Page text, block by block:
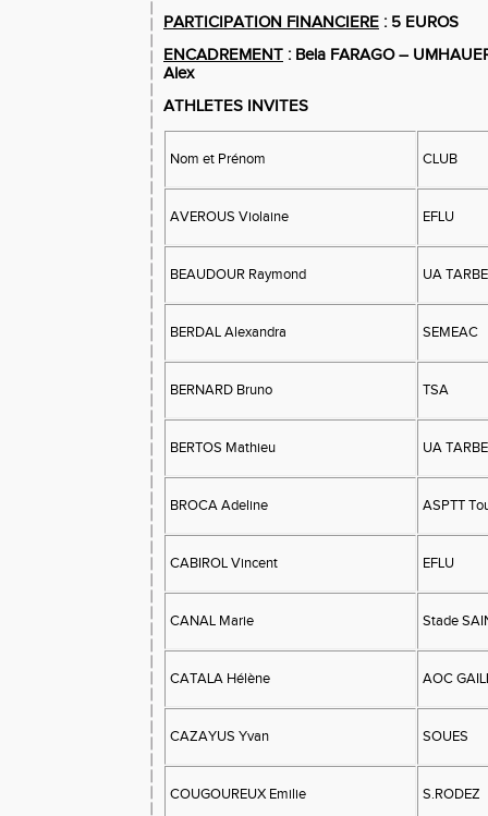
PARTICIPATION FINANCIERE : 5 EUROS
ENCADREMENT : Bela FARAGO –
Alex
ATHLETES INVITES
Nom et Prénom CLUB
AVEROUS Violaine EFLU
BEAUDOUR Raymond UA
BERDAL Alexandra SEMEAC
BERNARD Bruno TSA
BERTOS Mathieu UA
BROCA Adeline ASPTT
CABIROL Vincent EFLU
CANAL Marie Stade
CATALA Hélène AOC
CAZAYUS Yvan SOUES
COUGOUREUX Emilie S.RODEZ